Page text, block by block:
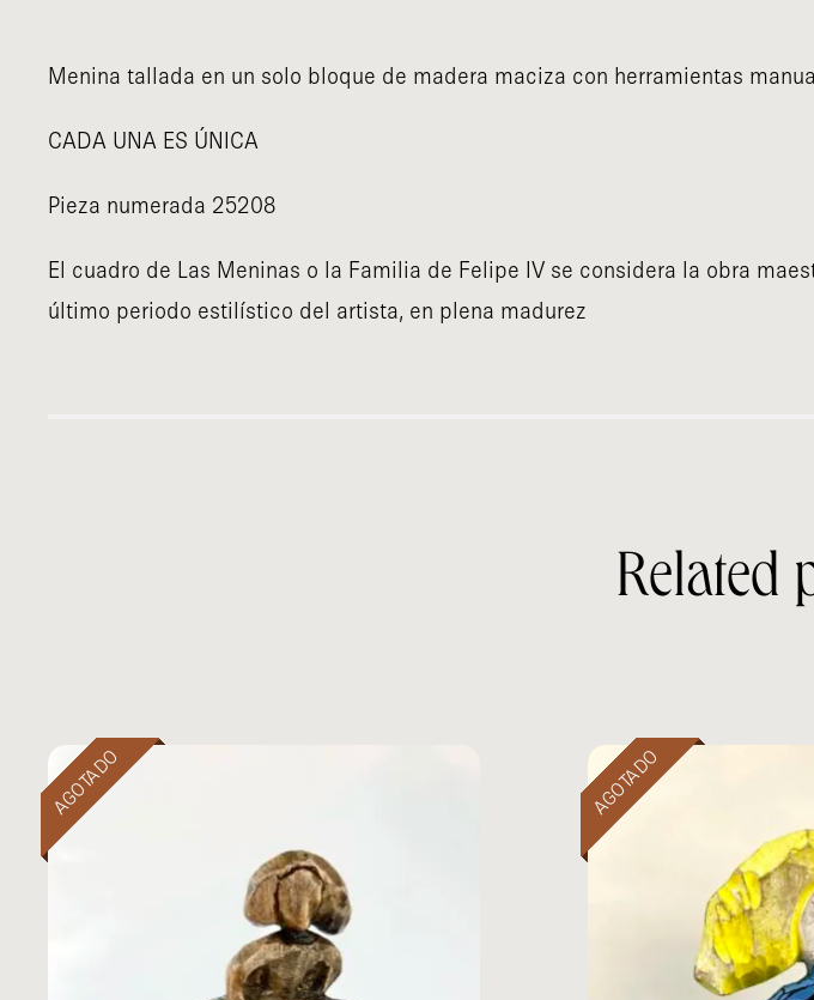
Menina tallada en un solo bloque de madera maciza con herramientas
CADA UNA ES ÚNICA
Pieza numerada 25208
El cuadro de Las Meninas o la Familia de Felipe IV se considera la obra
último periodo estilístico del artista, en plena madurez
Related